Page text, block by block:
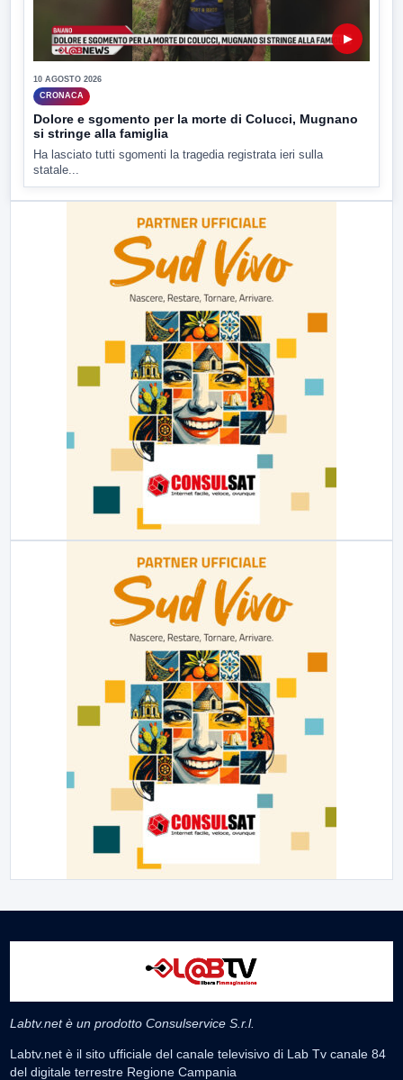
▶
10 AGOSTO 2026
CRONACA
Dolore e sgomento per la morte di Colucci, Mugnano
si stringe alla famiglia
Ha lasciato tutti sgomenti la tragedia registrata ieri sulla
statale...
Labtv.net è un prodotto Consulservice S.r.l.
Labtv.net è il sito ufficiale del canale televisivo di Lab Tv canale 84
del digitale terrestre Regione Campania